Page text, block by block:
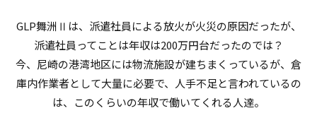
GLP舞洲Ⅱは、派遣社員による放火が火災の原因だったが、
派遣社員ってことは年収は200万円台だったのでは？
今、尼崎の港湾地区には物流施設が建ちまくっているが、倉
庫内作業者として大量に必要で、人手不足と言われているの
は、このくらいの年収で働いてくれる人達。